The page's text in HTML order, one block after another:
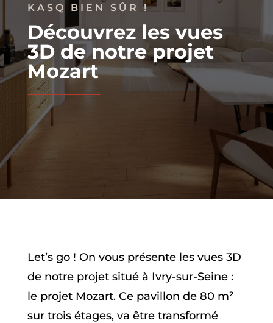
KASQ BIEN SÛR !
Découvrez les vues
3D de notre projet
Mozart
Let’s go ! On vous présente les vues 3D
de notre projet situé à Ivry-sur-Seine :
le projet Mozart. Ce pavillon de 80 m²
sur trois étages, va être transformé